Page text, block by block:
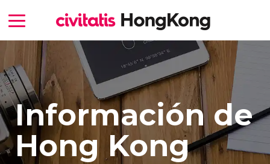
Información de
Hong Kong